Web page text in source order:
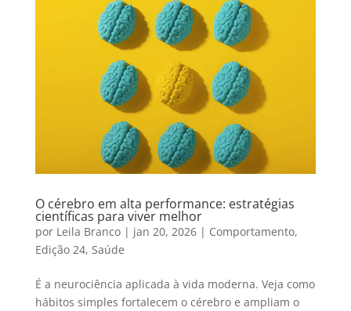
O cérebro em alta performance: estratégias
científicas para viver melhor
por Leila Branco| jan 20, 2026| Comportamento,
Edição 24, Saúde
É a neurociência aplicada à vida moderna. Veja como
hábitos simples fortalecem o cérebro e ampliam o